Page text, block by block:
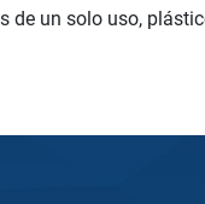
de un solo uso,